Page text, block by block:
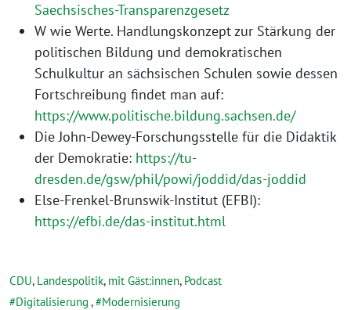
Saechsisches-Transparenzgesetz
W wie Werte. Handlungskonzept zur Stärkung der
politischen Bildung und demokratischen
Schulkultur an sächsischen Schulen sowie dessen
Fortschreibung findet man auf:
https://www.politische.bildung.sachsen.de/
Die John-Dewey-Forschungsstelle für die Didaktik
der Demokratie: https://tu-
dresden.de/gsw/phil/powi/joddid/das-joddid
Else-Frenkel-Brunswik-Institut (EFBI):
https://efbi.de/das-institut.html
CDU, Landespolitik, mit Gäst:innen, Podcast
Digitalisierung , Modernisierung